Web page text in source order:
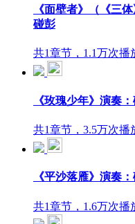
《面壁者》（《三
碰彭
共1章节，1.1万次播
《玫瑰少年》演奏
共1章节，3.5万次播
《平沙落雁》演奏
共1章节，1.6万次播